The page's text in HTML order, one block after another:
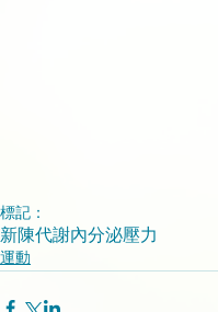
標記：
新陳代謝內分泌壓力
運動